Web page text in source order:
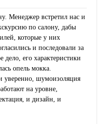
Менеджер встретил нас и
по салону, дабы
которые у них
и последовали за
дело, его характеристики
опель мокка.
уверенно, шумоизоляция
на уровне,
и дизайн, и